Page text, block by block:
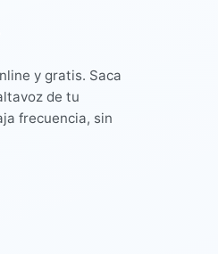
y gratis. Saca
de tu
frecuencia, sin